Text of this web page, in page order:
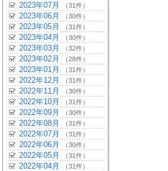
2023年07月 （31件）
2023年06月 （30件）
2023年05月 （31件）
2023年04月 （30件）
2023年03月 （32件）
2023年02月 （28件）
2023年01月 （31件）
2022年12月 （31件）
2022年11月 （30件）
2022年10月 （31件）
2022年09月 （30件）
2022年08月 （31件）
2022年07月 （31件）
2022年06月 （30件）
2022年05月 （31件）
2022年04月 （31件）